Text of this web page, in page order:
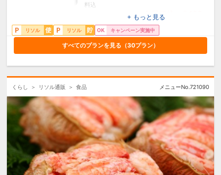
料込
（定価）9,720円⇒（会員価格）8,160
円
【箱番】ad-054
【内容】黒毛和牛A4ランク以上のロースのロ
【特定原材料】小麦
+ もっと見る
リソル リソル キャンペーン実施中
すべてのプランを見る（30プラン）
くらし リソル通販 食品 メニューNo.721090